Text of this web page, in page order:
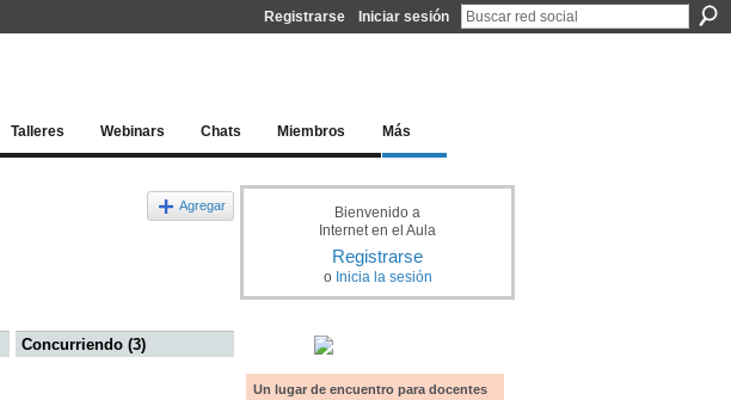
Registrarse Iniciar sesión
Talleres Webinars Chats Miembros Más
Agregar
Concurriendo (3)
Bienvenido a
Internet en el Aula
Registrarse
o Inicia la sesión
Un lugar de encuentro para docentes